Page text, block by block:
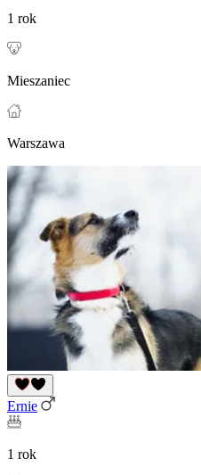
1 rok
Mieszaniec
Warszawa
Ernie
1 rok